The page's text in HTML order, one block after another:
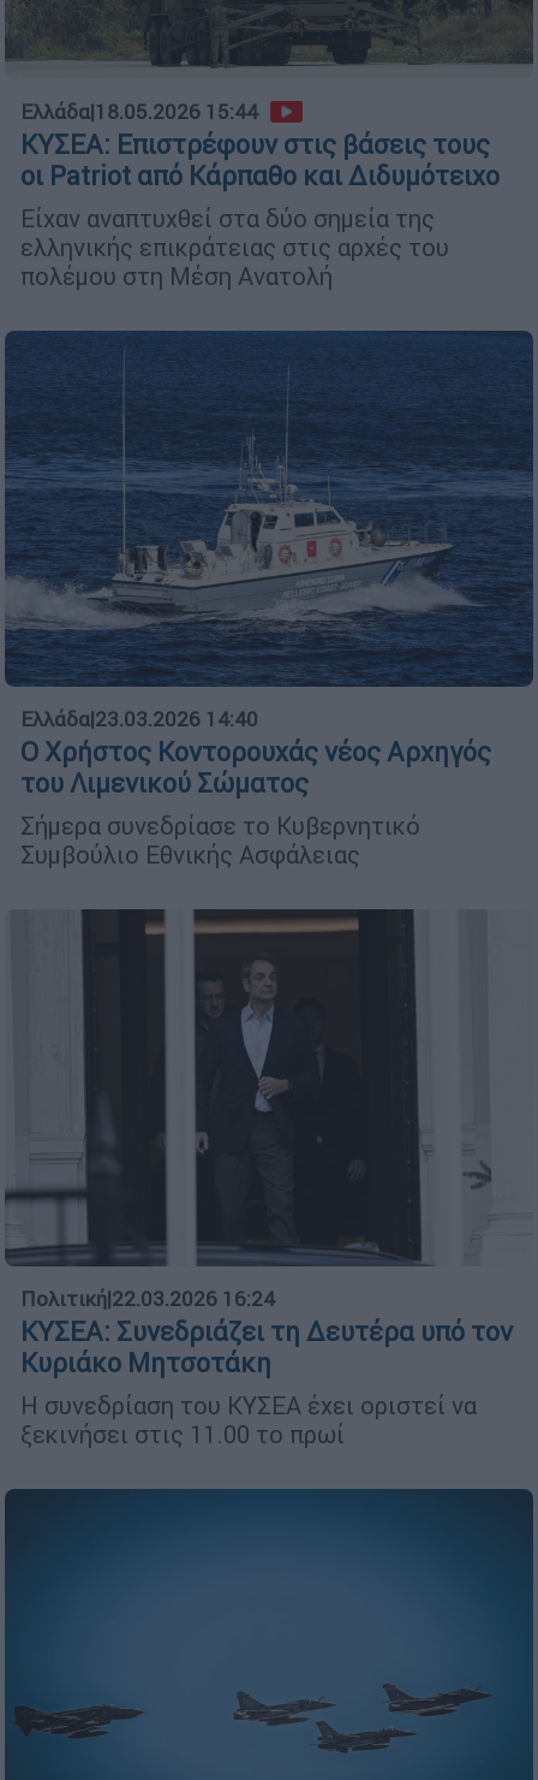
Ελλάδα|18.05.2026 15:44
ΚΥΣΕΑ: Επιστρέφουν στις βάσεις τους
οι Patriot από Κάρπαθο και Διδυμότειχο
Είχαν αναπτυχθεί στα δύο σημεία της
ελληνικής επικράτειας στις αρχές του
πολέμου στη Μέση Ανατολή
Ελλάδα|23.03.2026 14:40
Ο Χρήστος Κοντορουχάς νέος Αρχηγός
του Λιμενικού Σώματος
Σήμερα συνεδρίασε το Κυβερνητικό
Συμβούλιο Εθνικής Ασφάλειας
Πολιτική|22.03.2026 16:24
ΚΥΣΕΑ: Συνεδριάζει τη Δευτέρα υπό τον
Κυριάκο Μητσοτάκη
Η συνεδρίαση του ΚΥΣΕΑ έχει οριστεί να
ξεκινήσει στις 11.00 το πρωί